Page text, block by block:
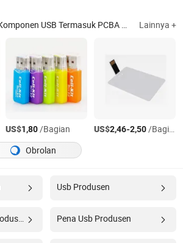
Drive Flash USB, SSD, Komponen USB Termasuk PCBA UDP, Drive Flash USB 3.0, OTG-USB 2.0, OTG-USB 3.0, USB Tipe C, Stik Memori, Kartu Memori, DRAM Lainnya +
US$1,80/Bagian US$2,46-2,50/Bagian
Obrolan
Usb Produsen
Pengisi Daya Usb Produsen Pena Usb Produsen